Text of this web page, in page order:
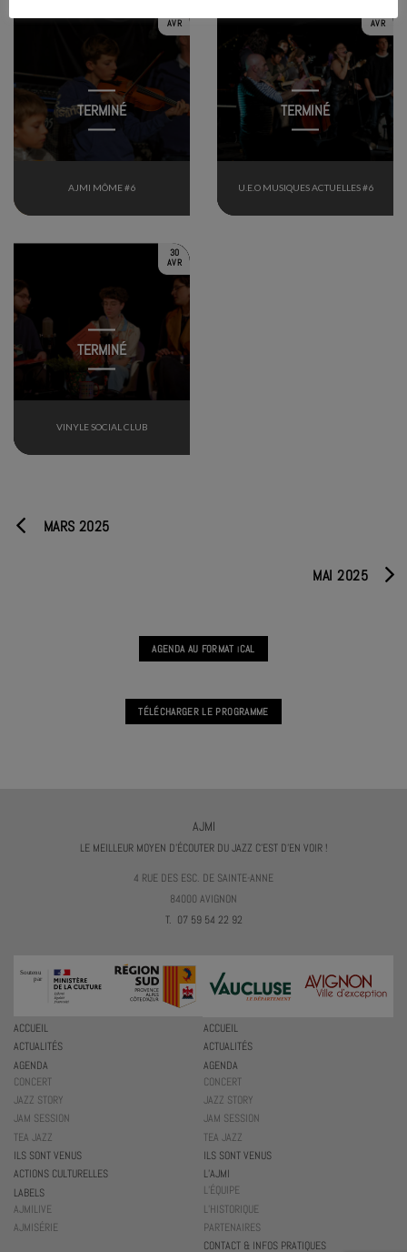
AVR
AJMI MÔME #6
TERMINÉ
AVR
U.E.O MUSIQUES ACTUELLES #6
TERMINÉ
30
AVR
VINYLE SOCIAL CLUB
TERMINÉ
MARS 2025
MAI 2025
AGENDA AU FORMATICAL
TÉLÉCHARGER LE PROGRAMME
AJMI
LE MEILLEUR MOYEN D'ÉCOUTER DU JAZZ C'EST D'EN VOIR !
4 RUE DES ESC. DE SAINTE-ANNE
84000 AVIGNON
T. 07 59 54 22 92
ACCUEIL
ACTUALITÉS
AGENDA
CONCERT
JAZZ STORY
JAM SESSION
TEA JAZZ
ILS SONT VENUS
ACCUEIL
ACTUALITÉS
AGENDA
CONCERT
JAZZ STORY
JAM SESSION
TEA JAZZ
ILS SONT VENUS
ACTIONS CULTURELLES
LABELS
AJMILIVE
AJMISÉRIE
L’AJMI
L’ÉQUIPE
L’HISTORIQUE
PARTENAIRES
CONTACT & INFOS PRATIQUES